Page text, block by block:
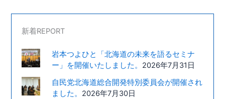
新着REPORT
岩本つよひと「北海道の未来を語るセミナ
ー」を開催いたしました。 2026年7月31日
自民党北海道総合開発特別委員会が開催され
ました。 2026年7月30日